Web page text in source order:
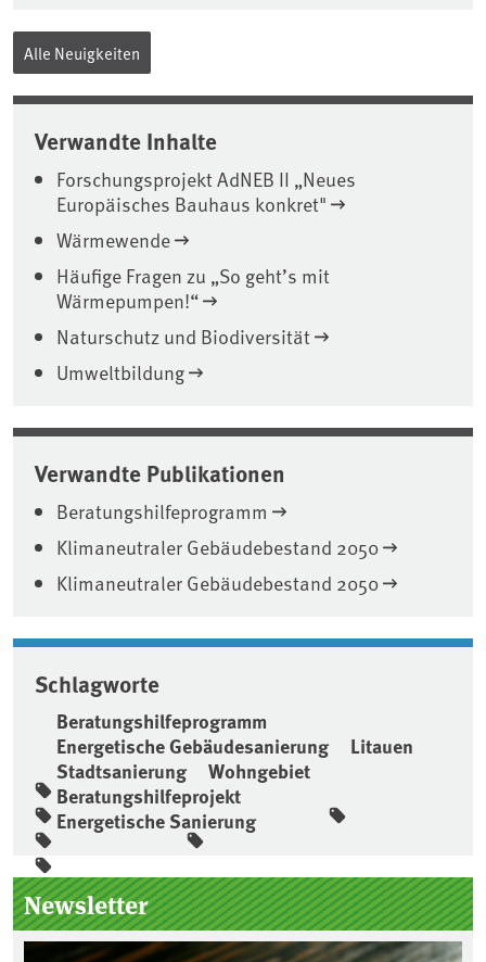
Alle Neuigkeiten
Verwandte Inhalte
Forschungsprojekt AdNEB II „Neues
Europäisches Bauhaus konkret"
Wärmewende
Häufige Fragen zu „So geht’s mit
Wärmepumpen!“
Naturschutz und Biodiversität
Umweltbildung
Verwandte Publikationen
Beratungshilfeprogramm
Klimaneutraler Gebäudebestand 2050
Klimaneutraler Gebäudebestand 2050
Schlagworte
Beratungshilfeprogramm
Energetische Gebäudesanierung
Litauen
Stadtsanierung
Wohngebiet
Beratungshilfeprojekt
Energetische Sanierung
Seitenleiste
Newsletter